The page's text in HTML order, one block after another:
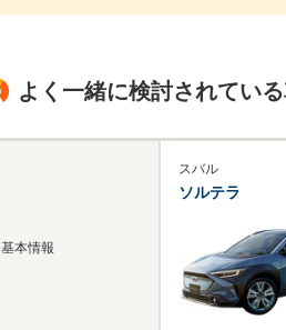
よく一緒に検討されてい
基本情報
スバル
ソルテラ